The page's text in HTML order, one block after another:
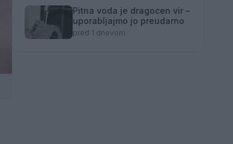
Pitna voda je dragocen vir –
uporabljajmo jo preudarno
pred 1 dnevom